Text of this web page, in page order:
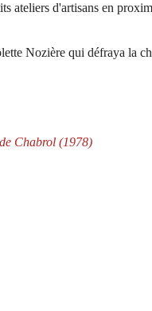
ateliers d'artisans en
Nozière qui défraya la
Chabrol (1978)